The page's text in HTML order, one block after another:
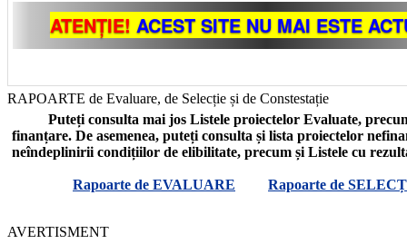
RAPOARTE de Evaluare, de Selecție și de Constestație
Puteți consulta mai jos Listele proiectelor Evaluate,
finanțare. De asemenea, puteți consulta și lista proiectelor
neîndeplinirii condițiilor de elibilitate, precum și Listele cu
Rapoarte de EVALUARE Rapoarte de
AVERTISMENT